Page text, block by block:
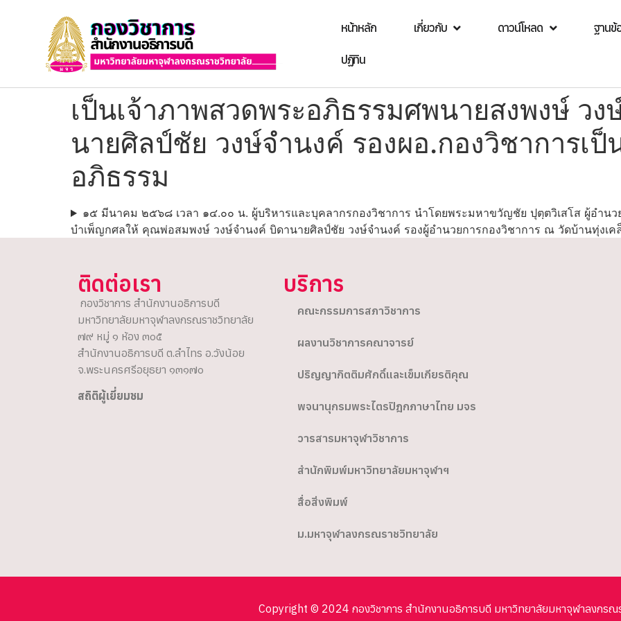
หน้าหลัก เกี่ยวกับ ดาวน์โหลด ฐานข้
ปฏิทิน
เป็นเจ้าภาพสวดพระอภิธรรมศพนายสงพงษ์ ว
นายศิลป์ชัย วงษ์จำนงค์ รองผอ.กองวิชาการเป็
อภิธรรม
๑๕ มีนาคม ๒๕๖๘ เวลา ๑๔.๐๐ น. ผู้บริหารและบุคลากรกองวิชาการ นำโดยพระมหาขวัญชัย ปุตฺตวิเสโส ผู้อำนว
บำเพ็ญกศลให้ คุณพ่อสมพงษ์ วงษ์จำนงค์ บิดานายศิลป์ชัย วงษ์จำนงค์ รองผู้อำนวยการกองวิชาการ ณ วัดบ้านทุ่งเ
ติดต่อเรา
กองวิชาการ สำนักงานอธิการบดี
มหาวิทยาลัยมหาจุฬาลงกรณราชวิทยาลัย
๗๙ หมู่ ๑ ห้อง ๓๐๕
สำนักงานอธิการบดี ต.ลำไทร อ.วังน้อย
จ.พระนครศรีอยุธยา ๑๓๑๗๐
สถิติผู้เยี่ยมชม
บริการ
คณะกรรมการสภาวิชาการ
ผลงานวิชาการคณาจารย์
ปริญญากิตติมศักดิ์และเข็มเกียรติคุณ
พจนานุกรมพระไตรปิฎกภาษาไทย มจร
วารสารมหาจุฬาวิชาการ
สำนักพิมพ์มหาวิทยาลัยมหาจุฬาฯ
สื่อสิ่งพิมพ์
ม.มหาจุฬาลงกรณราชวิทยาลัย
Copyright © 2024 กองวิชาการ สำนักงานอธิการบดี มหาวิทยาลัยมหาจุฬาลงกรณ